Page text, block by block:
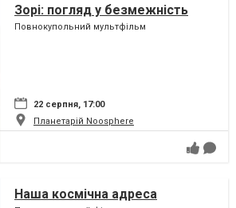
Зорі: погляд у безмежність
Повнокупольний мультфільм
22 серпня, 17:00
Планетарій Noosphere
Наша космічна адреса